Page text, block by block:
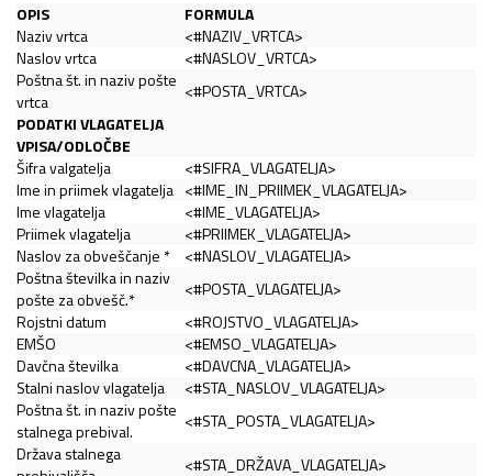
OPIS
FORMULA
Naziv vrtca
<#NAZIV_VRTCA>
Naslov vrtca
<#NASLOV_VRTCA>
Poštna št. in naziv pošte
vrtca
<#POSTA_VRTCA>
PODATKI VLAGATELJA
VPISA/ODLOČBE
Šifra valgatelja
<#SIFRA_VLAGATELJA>
Ime in priimek vlagatelja <#IME_IN_PRIIMEK_VLAGATELJA>
Ime vlagatelja
<#IME_VLAGATELJA>
Priimek vlagatelja
<#PRIIMEK_VLAGATELJA>
Naslov za obveščanje *
<#NASLOV_VLAGATELJA>
Poštna številka in naziv
pošte za obvešč.*
<#POSTA_VLAGATELJA>
Rojstni datum
<#ROJSTVO_VLAGATELJA>
EMŠO
<#EMSO_VLAGATELJA>
Davčna številka
<#DAVCNA_VLAGATELJA>
Stalni naslov vlagatelja
<#STA_NASLOV_VLAGATELJA>
Poštna št. in naziv pošte
stalnega prebival.
<#STA_POSTA_VLAGATELJA>
Država stalnega
<#STA_DRŽAVA_VLAGATELJA>